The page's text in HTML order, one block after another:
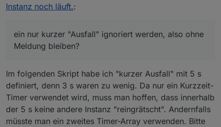
Instanz noch läuft.:
ein nur kurzer "Ausfall" ignoriert werden, also ohne
Meldung bleiben?
Im folgenden Skript habe ich "kurzer Ausfall" mit 5 s
definiert, denn 3 s waren zu wenig. Da nur ein Kurzzeit-
Timer verwendet wird, muss man hoffen, dass innerhalb
der 5 s keine andere Instanz "reingrätscht". Andernfalls
müsste man ein zweites Timer-Array verwenden. Bitte